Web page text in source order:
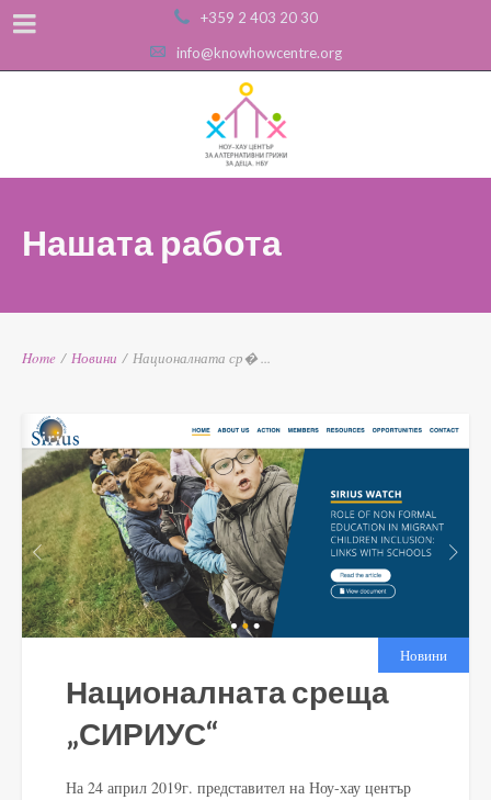
+359 2 403 20 30
info@knowhowcentre.org
Нашата работа
Home / Новини / Националната ср� ...
Новини
Националната среща
„СИРИУС“
На 24 април 2019г. представител на Ноу-хау център